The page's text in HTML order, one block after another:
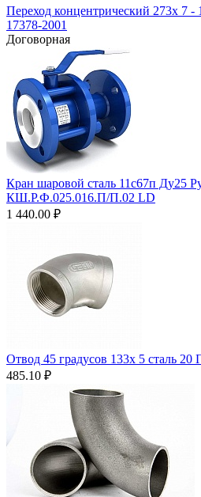
Переход концентрический 273х 7
17378-2001
Договорная
Кран шаровой сталь 11с67п Ду25
КШ.Р.Ф.025.016.П/П.02 LD
1 440.00 ₽
Отвод 45 градусов 133х 5 сталь
485.10 ₽